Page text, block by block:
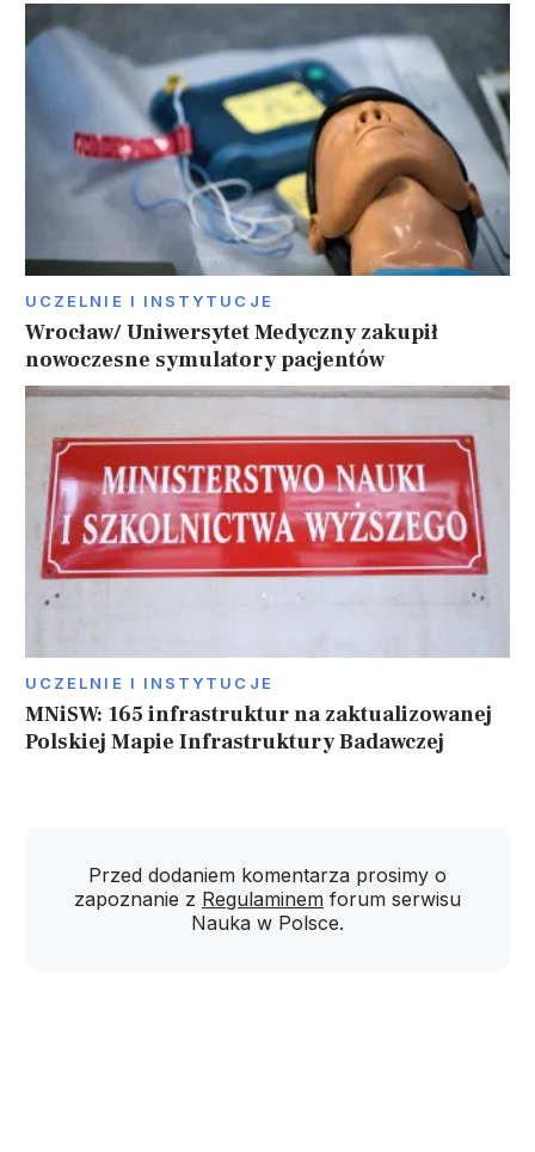
UCZELNIE I INSTYTUCJE
Wrocław/ Uniwersytet Medyczny zakupił
nowoczesne symulatory pacjentów
UCZELNIE I INSTYTUCJE
MNiSW: 165 infrastruktur na zaktualizowanej
Polskiej Mapie Infrastruktury Badawczej
Przed dodaniem komentarza prosimy o
zapoznanie z Regulaminem forum serwisu
Nauka w Polsce.